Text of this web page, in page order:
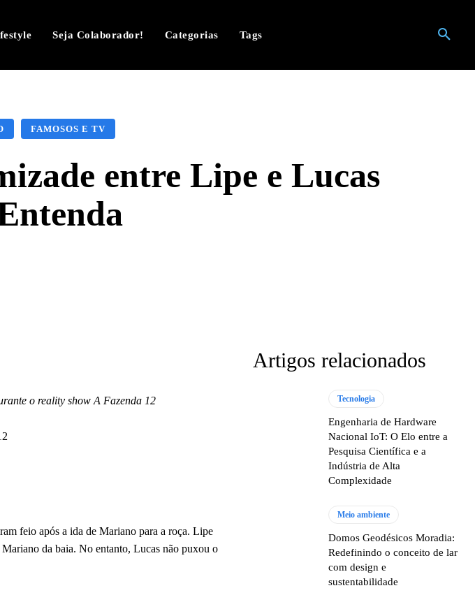
Seja Colaborador! Categorias Tags
FAMOSOS E TV
entre Lipe e Lucas
o reality show A Fazenda 12
feio após a ida de Mariano para a roça. Lipe
da baia. No entanto, Lucas não puxou o
Artigos relacionados
Tecnologia
Engenharia de Hardware
Nacional IoT: O Elo entre a
Pesquisa Científica e a
Indústria de Alta
Complexidade
Meio ambiente
Domos Geodésicos Moradia:
Redefinindo o conceito de lar
com design e
sustentabilidade